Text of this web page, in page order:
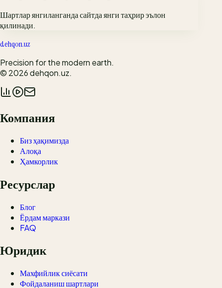
Шартлар янгиланганда сайтда янги таҳрир эълон
қилинади.
dehqon.uz
Precision for the modern earth.
© 2026dehqon.uz.
Компания
Биз ҳақимизда
Алоқа
Ҳамкорлик
Ресурслар
Блог
Ёрдам маркази
FAQ
Юридик
Махфийлик сиёсати
Фойдаланиш шартлари